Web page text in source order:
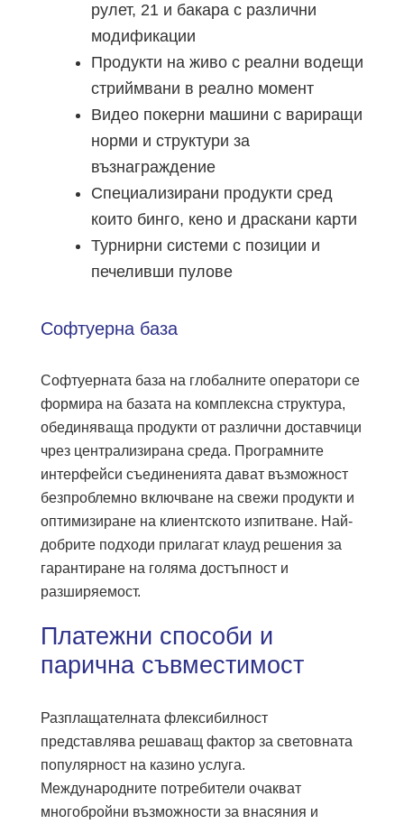
рулет, 21 и бакара с различни
модификации
Продукти на живо с реални водещи
стриймвани в реално момент
Видео покерни машини с вариращи
норми и структури за
възнаграждение
Специализирани продукти сред
които бинго, кено и драскани карти
Турнирни системи с позиции и
печеливши пулове
Софтуерна база
Софтуерната база на глобалните оператори се
формира на базата на комплексна структура,
обединяваща продукти от различни доставчици
чрез централизирана среда. Програмните
интерфейси съединенията дават възможност
безпроблемно включване на свежи продукти и
оптимизиране на клиентското изпитване. Най-
добрите подходи прилагат клауд решения за
гарантиране на голяма достъпност и
разширяемост.
Платежни способи и
парична съвместимост
Разплащателната флексибилност
представлява решаващ фактор за световната
популярност на казино услуга.
Международните потребители очакват
многобройни възможности за внасяния и